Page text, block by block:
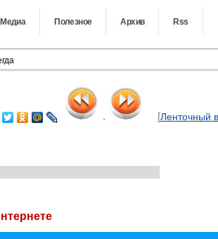
Медиа Полезное Архив Rss
. [Ленточный